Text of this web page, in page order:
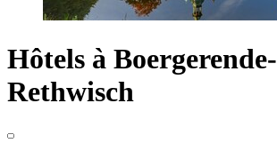
Hôtels à Boergerende-
Rethwisch